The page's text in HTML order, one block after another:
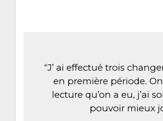
“J’ ai effectué trois
en première période.
lecture qu’on a eu, j’ai
pouvoir mieux